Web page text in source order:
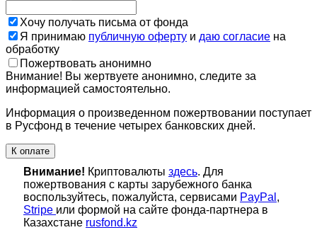
Хочу получать письма от фонда
Я принимаю публичную оферту и даю согласие на
обработку
Пожертвовать анонимно
Внимание! Вы жертвуете анонимно, следите за
информацией самостоятельно.
Информация о произведенном пожертвовании поступает
в Русфонд в течение четырех банковских дней.
К оплате
Внимание! Криптовалюты здесь. Для
пожертвования с карты зарубежного банка
воспользуйтесь, пожалуйста, сервисами PayPal ,
Stripe или формой на сайте фонда-партнера в
Казахстане rusfond.kz